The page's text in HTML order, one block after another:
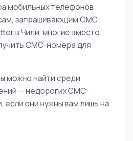
мобильных телефонов
запрашивающим СМС
в Чили, многие вместо
СМС-номера для
можно найти среди
— недорогих СМС-
если они нужны вам лишь на